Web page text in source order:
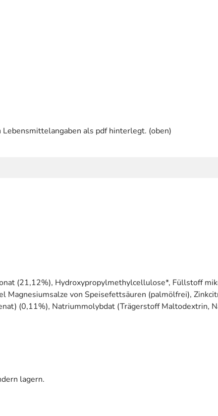
als pdf hinterlegt. (oben)
(21,12%), Hydroxypropylmethylcellulose*, Füllstoff
von Speisefettsäuren (palmölfrei),
(0,11%), Natriummolybdat (Trägerstoff Maltodextrin,
lagern.